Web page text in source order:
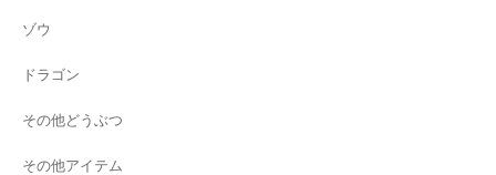
ゾウ
ドラゴン
その他どうぶつ
その他アイテム